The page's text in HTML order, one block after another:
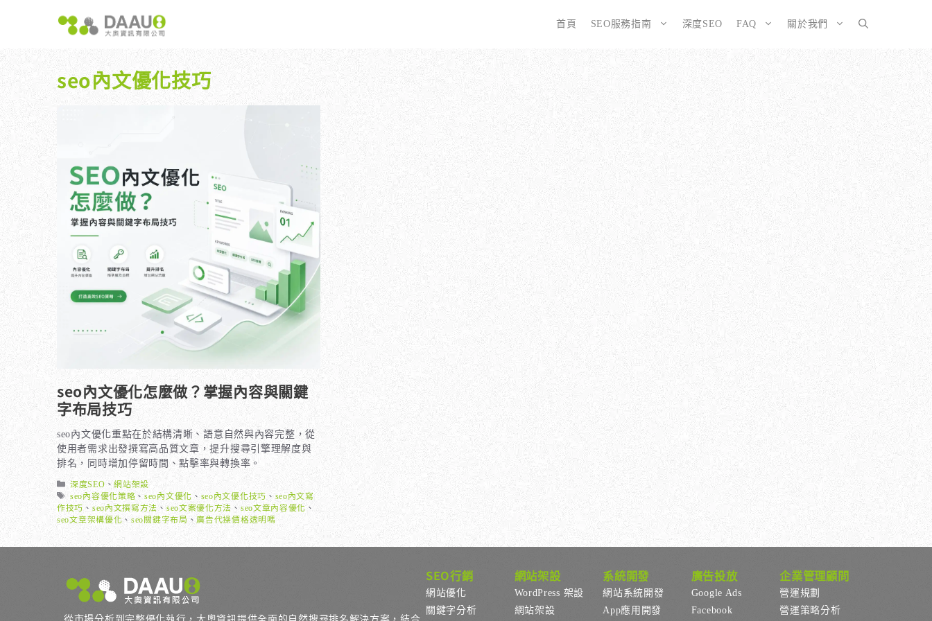
內
首頁 SEO服務指南
大奧獨家 AISEO矩陣系統｜SEO自動化輕鬆佈局關鍵字
八大專業SEO服務：網站流量快速成長
維基百科：提升品牌形象與SEO的雙贏策略
網站系統開發：打造高效能業務需求的網站
全面優化網站語法：提升SEO表現
調整SEO關鍵字分布：精準地收錄
大奧專業寫手團隊：賦予深度與價值
行動優化與語法微調：搜尋引擎更愛
為SEO而生的網站
選擇CMS或客製化網站：為您的打造完美SEO網站
WordPress 架設與 SEO 優化完整方案
SEO網站改造：您的舊網站是否正在拖累排名？
SEO網站維護與長期優化
深度SEO FAQ
如何開始 SEO？新手指南
SEO 的定義與基本概念
什麼是白帽SEO、灰帽SEO與黑帽SEO？
我們提供哪些 SEO 服務？
如何知道哪些服務最適合我的業務？
SEO 優化的具體流程是什麼？
廣告行銷基礎知識
廣告平台與策略選擇
Google Ads 和 Facebook 廣告有什麼不
預算與效益管理
廣告投放後如何追蹤成效？
大奧資訊的網站架設服務包含哪些項目？
如何確保網站符合 SEO 標準？
網站架構與技術 SEO 優化
響應式設計的優勢
關於我們
seo內文優化技巧
seo內文優化怎麼做？掌握內容與關鍵
字布局技巧
seo內文優化重點在於結構清晰、語意自然與內容完整，從
使用者需求出發撰寫高品質文章，提升搜尋引擎理解度與
排名，同時增加停留時間、點擊率與轉換率。
分
類
深度SEO 、網站架設
標
籤
seo內容優化策略 、seo內文優化 、 seo內文優化技巧 、 seo內文寫
作技巧 、 seo內文撰寫方法 、 seo文案優化方法 、 seo文章內容優化 、
seo文章架構優化 、seo關鍵字布局 、 廣告代操價格透明嗎
SEO行銷
網站優化
關鍵字分析
網站架設
WordPress 架設
網站架設
系統開發
網站系統開發
App應用開發
廣告投放
Google Ads
Facebook
企業管理顧問
營運規劃
營運策略分析